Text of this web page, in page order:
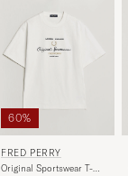
60%
FRED PERRY
Original Sportswear T-